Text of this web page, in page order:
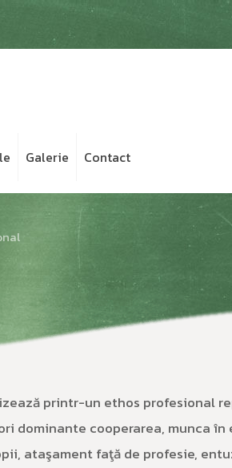
Galerie Contact
printr-un ethos profesional
dominante cooperarea, munca în
ataşament faţă de profesie,